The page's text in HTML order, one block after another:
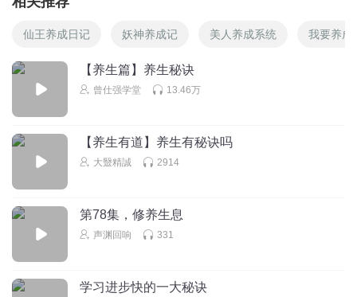
仙王养成日记 妖神养成记 美人养成系统 我要养成
【养生篇】养生秘诀
曾仕强学堂 13.46万
【养生有道】养生有秘诀吗
大毉精誠 2914
第78集，修养生息
声渊回响 331
学习进步快的一大秘诀